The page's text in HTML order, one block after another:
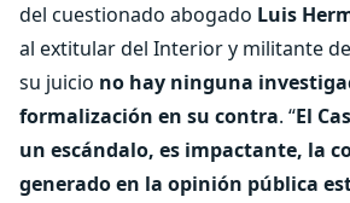
del cuestionado abogado Luis
al extitular del Interior y militante
su juicio no hay ninguna
formalización en su contra. “El
un escándalo, es impactante, la
generado en la opinión pública